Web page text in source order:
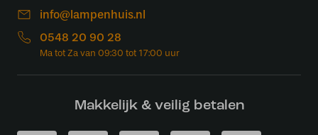
info@lampenhuis.nl
0548 20 90 28
Makkelijk & veilig betalen